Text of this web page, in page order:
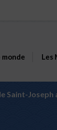
monde Les
Saint-